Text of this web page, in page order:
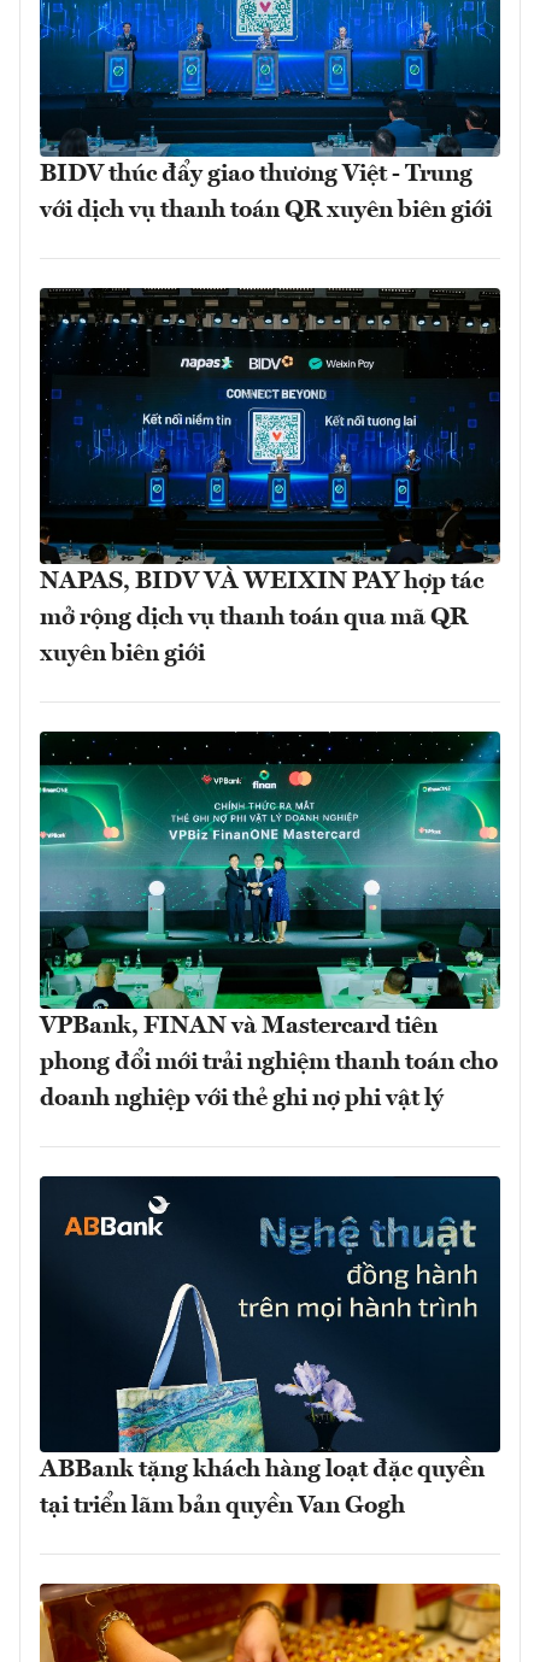
BIDV thúc đẩy giao thương Việt - Trung
với dịch vụ thanh toán QR xuyên biên giới
NAPAS, BIDV VÀ WEIXIN PAY hợp tác
mở rộng dịch vụ thanh toán qua mã QR
xuyên biên giới
VPBank, FINAN và Mastercard tiên
phong đổi mới trải nghiệm thanh toán cho
doanh nghiệp với thẻ ghi nợ phi vật lý
ABBank tặng khách hàng loạt đặc quyền
tại triển lãm bản quyền Van Gogh